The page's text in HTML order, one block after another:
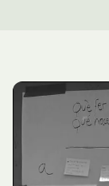
Idioma: ES CA